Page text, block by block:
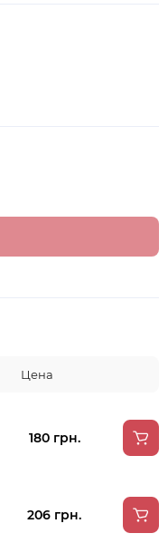
Цена
180 грн.
206 грн.